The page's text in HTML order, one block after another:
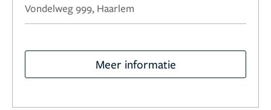
Vondelweg 999, Haarlem
Meer informatie